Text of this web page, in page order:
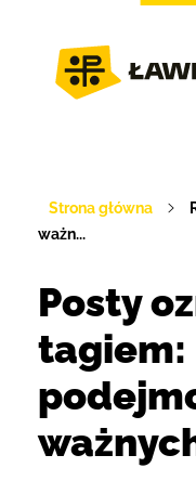
Strona główna
ważn...
Posty
tagiem: